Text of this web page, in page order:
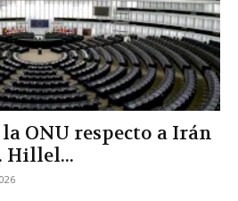
ONU respecto a Irán
Hillel...